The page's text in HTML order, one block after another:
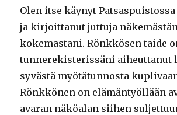
Olen itse käynyt
ja kirjoittanut juttuja
kokemastani. Rönkkösen taide
tunnerekisterissäni aiheuttanut
syvästä myötätunnosta
Rönkkönen on elämäntyöllään
avaran näköalan siihen